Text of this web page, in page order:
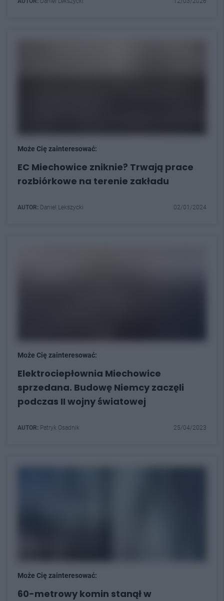
Może Cię zainteresować:
EC Miechowice zniknie? Trwają prace
rozbiórkowe na terenie zakładu
AUTOR: Daniel Lekszycki 02/01/2024
Może Cię zainteresować:
Elektrociepłownia Miechowice
sprzedana. Budowę Niemcy zaczęli
podczas II wojny światowej
AUTOR: Patryk Osadnik 25/04/2023
Może Cię zainteresować:
60-metrowy komin stanął w